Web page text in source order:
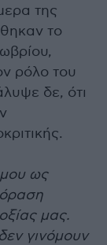
της
το
ρόλο του
δε, ότι
ως
μας.
γινόμουν